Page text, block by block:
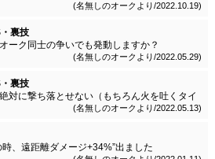
(名無しのオークより/2022.10.19)
裏技
ーク同士の争いでも発動しますか？
みつぶしたり、毒飲ませたり等のアレは処刑
(名無しのオークより/2022.05.29)
裏技
対に撃ち落とせない（もちろん火を吐くタイ
グがあります。
は「フォーカスを使わずにヘッドショットで
中にチャージショットを当ても反応しない」
ません。
トはされているので原因不明。
(名無しのオークより/2022.05.13)
、遠距離ダメージ+34%”出ました